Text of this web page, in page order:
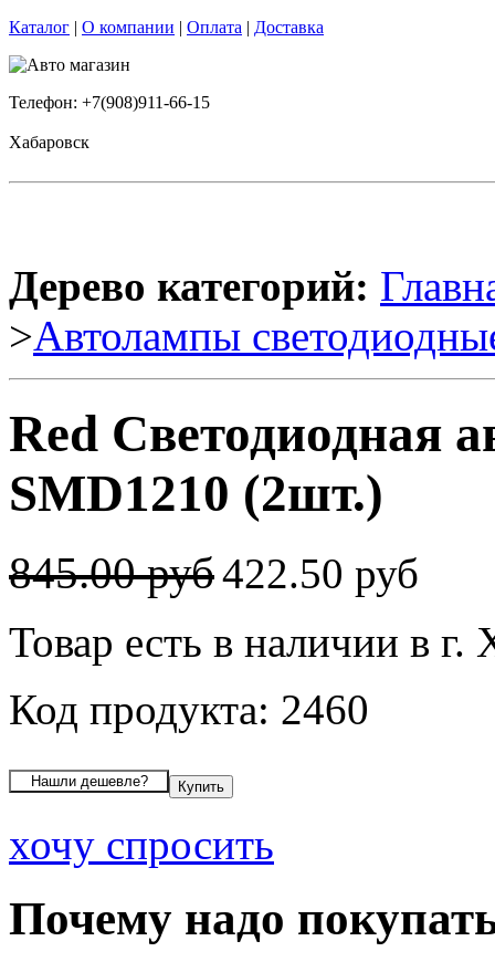
Каталог | О компании | Оплата | Доставка
Телефон: +7(908)911-66-15
Хабаровск
Дерево категорий:
>Автолампы
Red Светодиодная
SMD1210 (2шт.)
845.00 руб422.50 руб
Товар есть в наличии в г.
Код продукта: 2460
хочу спросить
Почему надо